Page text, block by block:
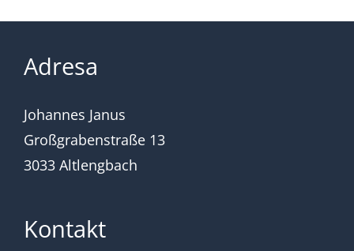
Adresa
Johannes Janus
Großgrabenstraße 13
3033 Altlengbach
Kontakt